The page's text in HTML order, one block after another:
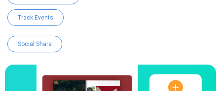
Track Events
Social Share